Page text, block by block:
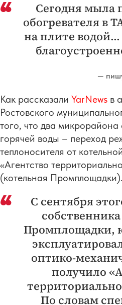
Сегодня мыла
обогревателя в
на плите водой...
—
Как рассказали YarNews в
Ростовского
того, что два микрорайона
горячей воды – переход
теплоносителя от
«Агентство
(котельная Промплощадки).
С сентября
Промплощадки,
оптико-
получило
По словам